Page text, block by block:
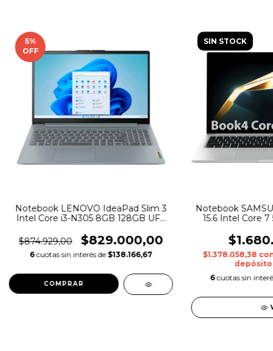
5%
OFF
Notebook LENOVO IdeaPad Slim 3
Intel Core i3-N305 8GB 128GB UFS
$874.929,00
$829.000,00
6 cuotas sin interés de $138.166,67
SIN STOCK
Notebook
15.6 Intel Core 7
$1.378.058,38
6 cuotas sin